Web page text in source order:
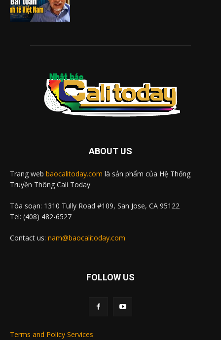
ABOUT US
Trang web baocalitoday.com là sản phẩm của Hệ Thống
Truyền Thông Cali Today
Tòa soạn: 1310 Tully Road #109, San Jose, CA 95122
Tel: (408) 482-6527
Contact us: nam@baocalitoday.com
FOLLOW US
Terms and Policy Services